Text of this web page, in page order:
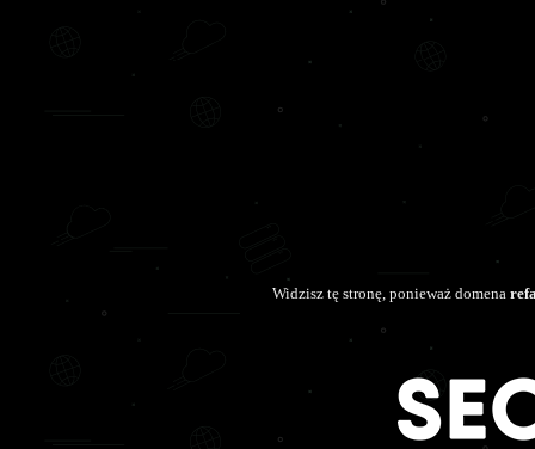
Widzisz tę stronę, ponieważ domena